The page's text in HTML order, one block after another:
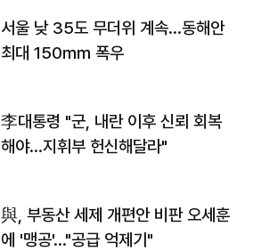
서울 낮 35도 무더위 계속…동해안
최대 150㎜ 폭우
李대통령 "군, 내란 이후 신뢰 회복
해야…지휘부 헌신해달라"
與, 부동산 세제 개편안 비판 오세훈
에 '맹공'…"공급 억제기"